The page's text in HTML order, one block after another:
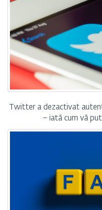
Twitter a dezactivat
– iată cum vă